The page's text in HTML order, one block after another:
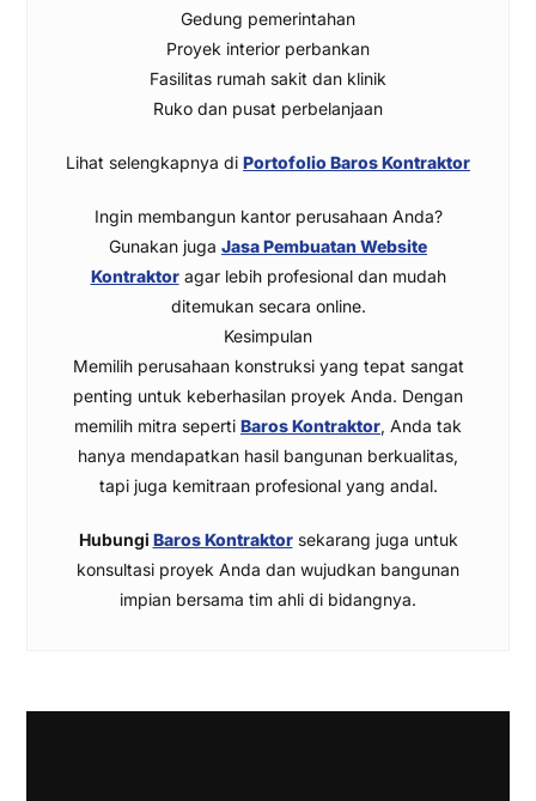
Gedung pemerintahan
Proyek interior perbankan
Fasilitas rumah sakit dan klinik
Ruko dan pusat perbelanjaan
Lihat selengkapnya di Portofolio Baros Kontraktor
Ingin membangun kantor perusahaan Anda?
Gunakan juga Jasa Pembuatan Website
Kontraktoragar lebih profesional dan mudah
ditemukan secara online.
Kesimpulan
Memilih perusahaan konstruksi yang tepat sangat
penting untuk keberhasilan proyek Anda. Dengan
memilih mitra seperti Baros Kontraktor, Anda tak
hanya mendapatkan hasil bangunan berkualitas,
tapi juga kemitraan profesional yang andal.
Hubungi Baros Kontraktorsekarang juga untuk
konsultasi proyek Anda dan wujudkan bangunan
impian bersama tim ahli di bidangnya.